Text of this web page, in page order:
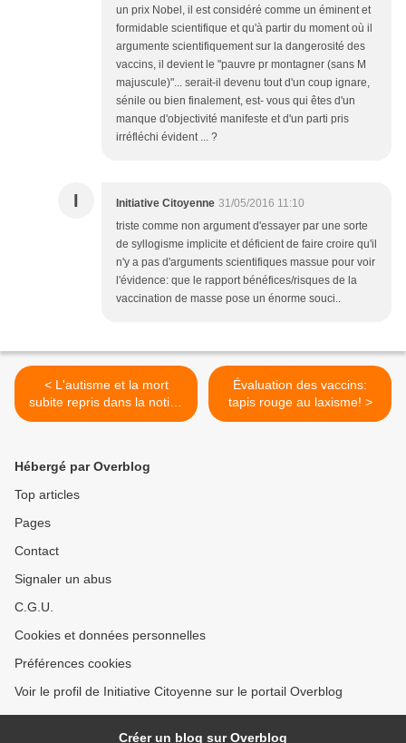
un prix Nobel, il est considéré comme un éminent et
formidable scientifique et qu'à partir du moment où il
argumente scientifiquement sur la dangerosité des
vaccins, il devient le "pauvre pr montagner (sans M
majuscule)"... serait-il devenu tout d'un coup ignare,
sénile ou bien finalement, est- vous qui êtes d'un
manque d'objectivité manifeste et d'un parti pris
irréfléchi évident ... ?
I Initiative Citoyenne 31/05/2016 11:10
triste comme non argument d'essayer par une sorte
de syllogisme implicite et déficient de faire croire qu'il
n'y a pas d'arguments scientifiques massue pour voir
l'évidence: que le rapport bénéfices/risques de la
vaccination de masse pose un énorme souci..
< L'autisme et la mort
subite repris dans la notice
du vaccin diphtérie-tétanos-
Évaluation des vaccins:
tapis rouge au laxisme! >
Hébergé par Overblog
Top articles
Pages
Contact
Signaler un abus
C.G.U.
Cookies et données personnelles
Préférences cookies
Voir le profil de Initiative Citoyenne sur le portail Overblog
Créer un blog sur Overblog